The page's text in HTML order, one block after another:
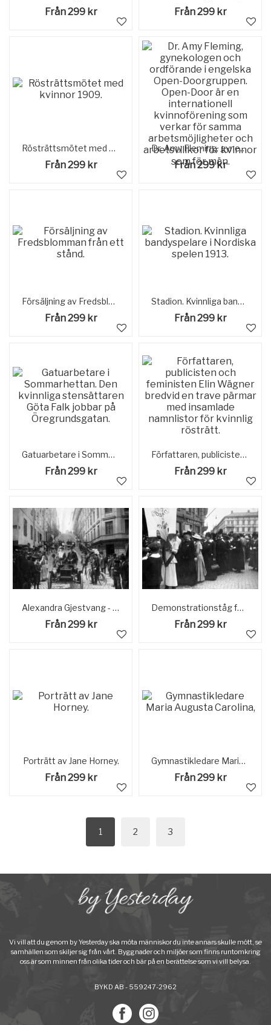
Från 299 kr Från 299 kr
Rösträttsmötet med kvinnor 1909.
Från 299 kr
Dr. Amy Fleming, gynekologen och ordförande i engelska Open-Doorgruppen. Open-Door är en internationell kvinnoförening som verkar för samma arbetsmöjligheter och arbetsvillkor för kvinnor som för män.
Från 299 kr
Försäljning av Fredsblomman från ett stånd.
Från 299 kr
Stadion. Kvinnliga bandyspelare i Nordiska spelen 1913.
Från 299 kr
Gatuarbetare i Sommarhettan. Den kvinnliga stensättaren Göta Falk jobbar på Öregrundsgatan.
Från 299 kr
Författaren, publicisten och feministen Elin Wägner bredvid en trave pärmar med insamlade namnlistor för kvinnlig rösträtt.
Från 299 kr
Alexandra Gjestvang - Sveriges första "chauffeuse"
Från 299 kr
Demonstrationståg för kvinnorösträtten vid Järntorget Göteborg
Från 299 kr
Porträtt av Jane Horney.
Från 299 kr
Gymnastikledare Maria Augusta Carolina, "Maja", Carlquist med gymnastiserande barn i en gymnastiksal.
Från 299 kr
1 2 3
Vi vill att du genom by Yesterday ska möta människor du inte annars skulle mött, se
samhällen som skiljer sig från vårt. Byggnader och miljöer som finns runtomkring
oss är som minnen från olika tider och bär på en berättelse som vi vill belysa.
BYKD AB - 559247-2962